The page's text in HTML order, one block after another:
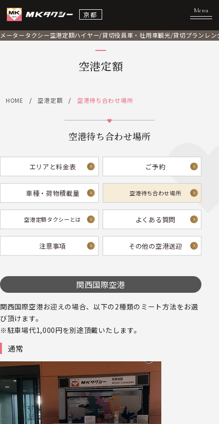
京都
メータータクシー空港定額ハイヤー/貸切役員車・社用車観光/貸切プラン レ
空港定額
HOME 空港定額 空港待ち合わせ場所
空港待ち合わせ場所
エリアと料金表 ご予約
車種・荷物積載量 空港待ち合わせ場所
空港定額タクシーとは よくある質問
注意事項 その他の空港送迎
関西国際空港
関西国際空港お迎えの場合、以下の2種類のミート方法をお選
び頂けます。
※駐車場代1,000円を別途頂戴いたします。
通常